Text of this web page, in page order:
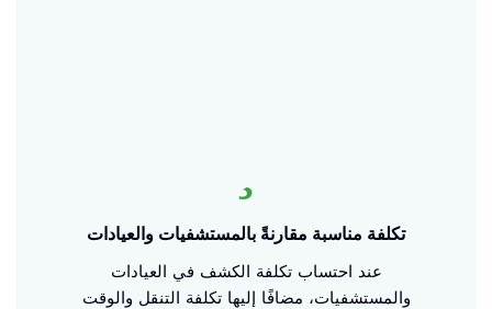
تكلفة مناسبة مقارنةً بالمستشفيات والعيادات
عند احتساب تكلفة الكشف في العيادات
والمستشفيات، مضافًا إليها تكلفة التنقل والوقت